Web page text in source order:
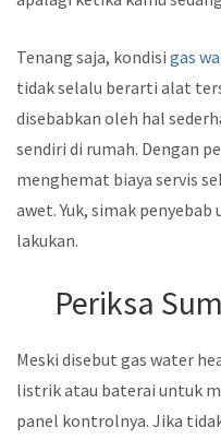
Tenang saja, kondisi gas
tidak selalu berarti alat
disebabkan oleh hal
sendiri di rumah. Dengan
menghemat biaya servis
awet. Yuk, simak
lakukan.
Periksa
Meski disebut gas water
listrik atau baterai untuk
panel kontrolnya. Jika